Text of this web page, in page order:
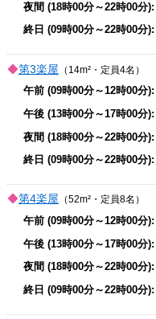
第3楽屋 （14m²・定員4名）
第4楽屋 （52m²・定員8名）